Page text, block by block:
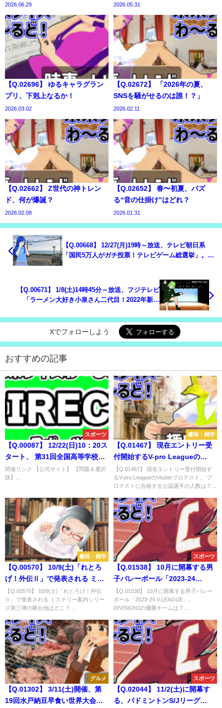
2026.06.29 2026.05.31
【Q.02696】 ゆるキャラグラン
プリ、下剋上なるか！
2026.03.02
【Q.02672】 「2026年の夏、
SNSを騒がせるのは誰！？」
2026.02.11
【Q.02662】 Z世代の神トレン
ド、何が爆誕？
2026.02.08
【Q.02652】 春〜初夏、バズ
る“音の仕掛け”はどれ？
2026.01.31
【Q.00668】 12/27(月)19時～放送、テレビ朝日系
「国民5万人がガチ投票！テレビゲーム総選挙」。１
【Q.00671】 1/8(土)14時45分～放送、フジテレビ
「ラーメン大好き小泉さん二代目！2022年新春
は？
Xでフォローしよう
おすすめの記事
スポーツ
【Q.00087】 12/22(日)10：20ス
タート、 第31回全国高等学校駅
伝競走大会・女子。 優勝校は？
関連リンク 【公式サイト】 【問題＆選択
肢】...
趣味・雑学
【Q.01467】 現在エントリー受
付開始するV-pro Leagueの
Vtuberプロテスト。 プロテスト
に合格する公認選手の人数は？
【Q.01467】 現在エントリー受付開始す
るV-pro LeagueのVtuberプロテスト。 プ
ロテストに合格する公認選手の人数は？...
趣味・雑学
【Q.00570】 10/9(土)「れとろ
げ！外伝Ⅱ」で発表される ミス
テリー案内シリーズ第三弾の舞
台地はどこ？
【Q.00570】 10/9(土)「れとろげ！外伝
Ⅱ」で発表される ミステリー案内シリー
ズ第三弾の舞台地はどこ？...
スポーツ
【Q.01538】 10月に開幕する男
子バレーボール「2023-24
V.LEAGUE」。 DIVISION1の優
勝チームは？
【Q.01538】 10月に開幕する男子バレー
ボール「2023-24 V.LEAGUE」。
DIVISION1の優勝チームは？...
グルメ
【Q.01302】 3/11(土)開催、第
19回水戸納豆早食い世界大会。
スポーツ
【Q.02044】 11/2(土)に開幕す
る、バドミントンS/Jリーグ